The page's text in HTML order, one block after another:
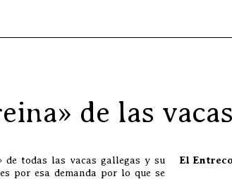
de las
todas las vacas gallegas y su
por esa demanda por lo que se
El